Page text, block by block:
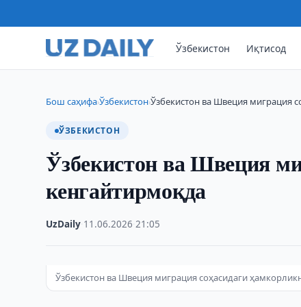
Ўзбекистон Иқтисод
Бош саҳифа›Ўзбекистон›Ўзбекистон ва Швеция миграция
ЎЗБЕКИСТОН
Ўзбекистон ва Швеция
кенгайтирмоқда
UzDaily 11.06.2026 ·21:05
Ўзбекистон ва Швеция миграция соҳасидаги